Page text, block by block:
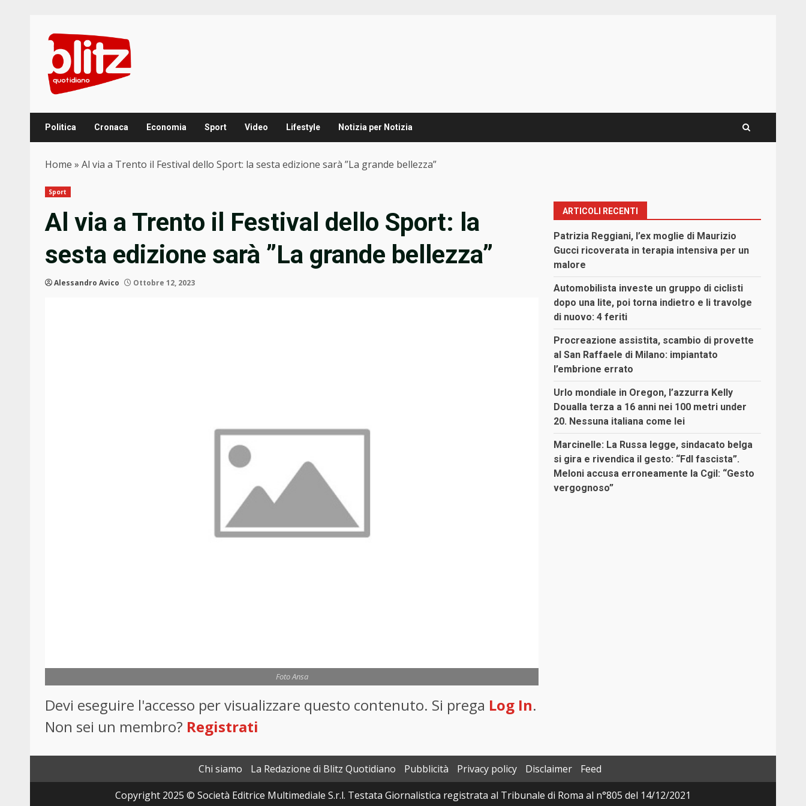
content
Politica Cronaca Economia Sport Video Lifestyle Notizia per Notizia
Home » Al via a Trento il Festival dello Sport: la sesta edizione sarà ”La grande bellezza”
Sport
Al via a Trento il Festival dello Sport: la
sesta edizione sarà ”La grande bellezza”
Alessandro Avico Ottobre 12, 2023
Foto Ansa
Devi eseguire l'accesso per visualizzare questo contenuto. Si prega Log In.
Non sei un membro? Registrati
ARTICOLI RECENTI
Patrizia Reggiani, l’ex moglie di Maurizio
Gucci ricoverata in terapia intensiva per un
malore
Automobilista investe un gruppo di ciclisti
dopo una lite, poi torna indietro e li travolge
di nuovo: 4 feriti
Procreazione assistita, scambio di provette
al San Raffaele di Milano: impiantato
l’embrione errato
Urlo mondiale in Oregon, l’azzurra Kelly
Doualla terza a 16 anni nei 100 metri under
20. Nessuna italiana come lei
Marcinelle: La Russa legge, sindacato belga
si gira e rivendica il gesto: “FdI fascista”.
Meloni accusa erroneamente la Cgil: “Gesto
vergognoso”
Chi siamo La Redazione di Blitz Quotidiano Pubblicità Privacy policy Disclaimer
Feed
Copyright 2025 © Società Editrice Multimediale S.r.l. Testata Giornalistica registrata al Tribunale di Roma al n°805 del 14/12/2021